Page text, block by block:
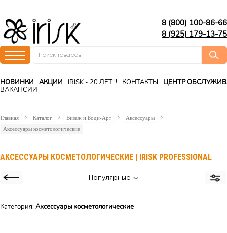
8 (800) 100-86-66
8 (925) 179-13-75
НОВИНКИ АКЦИИ IRISK - 20 ЛЕТ!!! КОНТАКТЫ
ЦЕНТР
ВАКАНСИИ
Главная Каталог Визаж и Боди-Арт
Аксессуары
Аксессуары косметологические
АКСЕССУАРЫ КОСМЕТОЛОГИЧЕСКИЕ | IRISK PROFESSIONAL
Популярные
Категория: Аксессуары косметологические